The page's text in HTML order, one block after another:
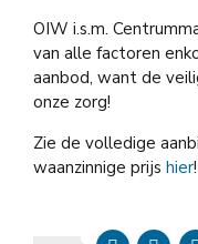
OIW i.s.m.
van alle factoren
aanbod, want de
onze zorg!
Zie de volledige
waanzinnige prijs hier!